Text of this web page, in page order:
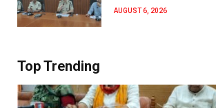
AUGUST 6, 2026
Top Trending